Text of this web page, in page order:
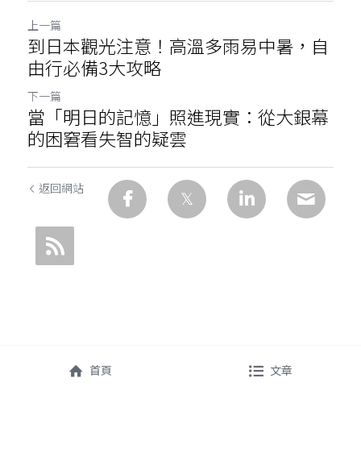
上一篇
到日本觀光注意！高溫多雨易中暑，自
由行必備3大攻略
下一篇
當「明日的記憶」照進現實：從大銀幕
的困窘看失智的疑雲
返回網站
首頁 文章